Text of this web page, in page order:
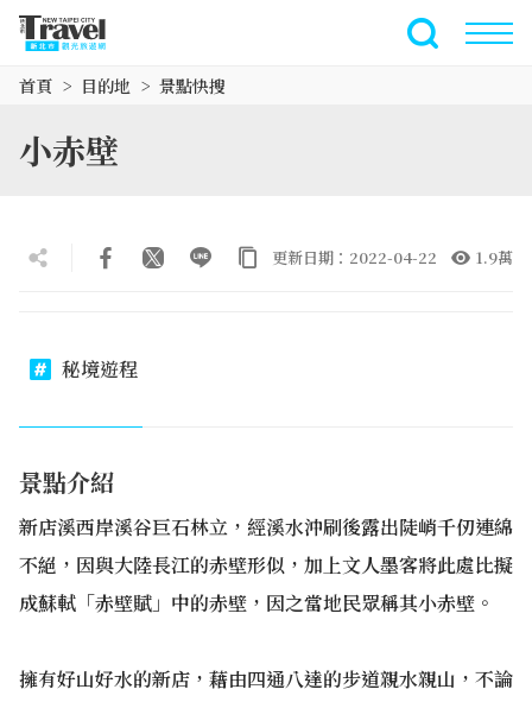
全文檢索
首頁 目的地 景點快搜
小赤壁
更新日期：2022-04-22 1.9萬
秘境遊程
景點介紹
新店溪西岸溪谷巨石林立，經溪水沖刷後露出陡峭千仞連綿
不絕，因與大陸長江的赤壁形似，加上文人墨客將此處比擬
成蘇軾「赤壁賦」中的赤壁，因之當地民眾稱其小赤壁。
擁有好山好水的新店，藉由四通八達的步道親水親山，不論